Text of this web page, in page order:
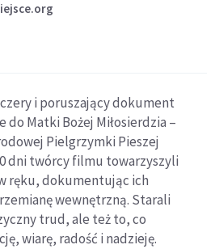
i poruszający dokument
Matki Bożej Miłosierdzia –
Pielgrzymki Pieszej
dni twórcy filmu towarzyszyli
ręku, dokumentując ich
wewnętrzną. Starali
trud, ale też to, co
wiarę, radość i nadzieję.